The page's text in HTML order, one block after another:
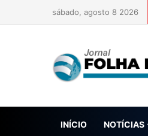
sábado, agosto 8 2026
INÍCIO NOTÍCIAS